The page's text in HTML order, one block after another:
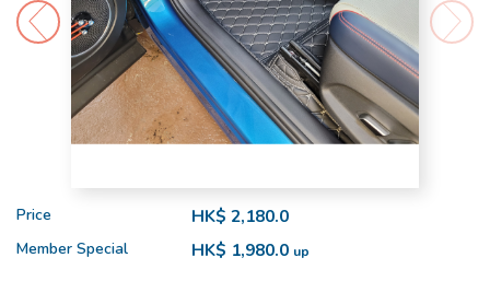
Price HK$ 2,180.0
Member Special HK$ 1,980.0 up